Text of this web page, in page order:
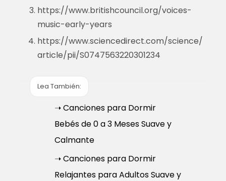
https://www.britishcouncil.org/voices-
music-early-years
https://www.sciencedirect.com/science/
article/pii/S0747563220301234
Lea También:
➝ Canciones para Dormir
Bebés de 0 a 3 Meses Suave y
Calmante
➝ Canciones para Dormir
Relajantes para Adultos Suave y